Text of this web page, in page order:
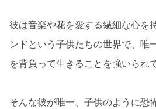
彼は音楽や花を愛する繊細な心を
ンドという子供たちの世界で、唯
を背負って生きることを強いられ
そんな彼が唯一、子供のように恐